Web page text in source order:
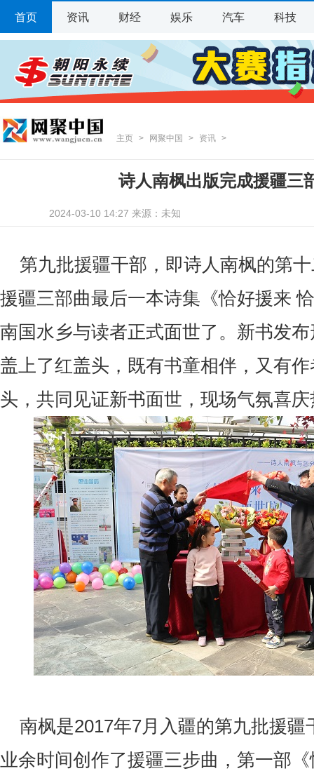
首页 资讯 财经 娱乐 汽车 科技
主页 > 网聚中国 > 资讯 >
诗人南枫出版完成援疆三
2024-03-10 14:27 来源：未知
第九批援疆干部，即诗人南枫的第
援疆三部曲最后一本诗集《恰好援来
南国水乡与读者正式面世了。新书发
盖上了红盖头，既有书童相伴，又有
头，共同见证新书面世，现场气氛喜
南枫是2017年7月入疆的第九批援疆
业余时间创作了援疆三步曲，第一部